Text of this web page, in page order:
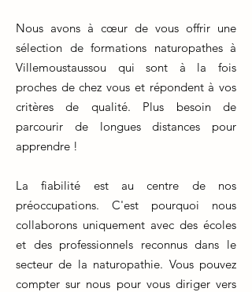
Nous avons à cœur de vous offrir une
sélection de formations naturopathes à
Villemoustaussou qui sont à la fois
proches de chez vous et répondent à vos
critères de qualité. Plus besoin de
parcourir de longues distances pour
apprendre !
La fiabilité est au centre de nos
préoccupations. C'est pourquoi nous
collaborons uniquement avec des écoles
et des professionnels reconnus dans le
secteur de la naturopathie. Vous pouvez
compter sur nous pour vous diriger vers